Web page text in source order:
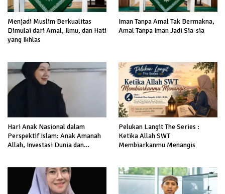
Menjadi Muslim Berkualitas
Dimulai dari Amal, Ilmu, dan Hati
yang Ikhlas
Iman Tanpa Amal Tak Bermakna,
Amal Tanpa Iman Jadi Sia-sia
Hari Anak Nasional dalam
Perspektif Islam: Anak Amanah
Allah, Investasi Dunia dan
Pelukan Langit The Series :
Ketika Allah SWT
Membiarkanmu Menangis